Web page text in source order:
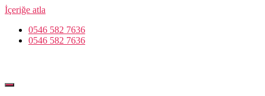
İçeriğe atla
0546 582 7636
0546 582 7636